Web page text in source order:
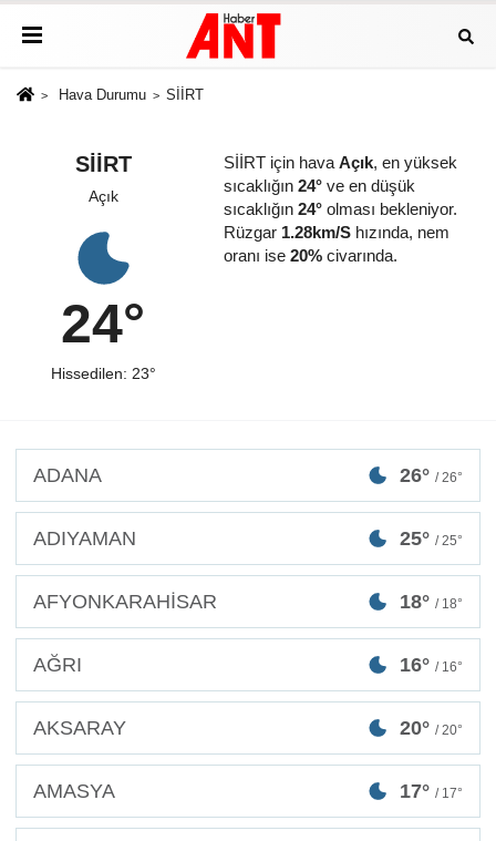
Hava Durumu SİİRT
SİİRT
Açık
24°
Hissedilen: 23°
SİİRT için hava Açık, en yüksek
sıcaklığın 24°ve en düşük
sıcaklığın 24°olması bekleniyor.
Rüzgar 1.28km/Shızında, nem
oranı ise 20%civarında.
ADANA 26° / 26°
ADIYAMAN 25° / 25°
AFYONKARAHİSAR 18° / 18°
AĞRI 16° / 16°
AKSARAY 20° / 20°
AMASYA 17° / 17°